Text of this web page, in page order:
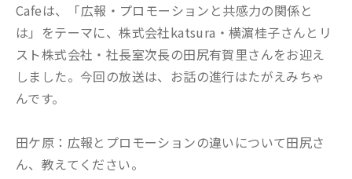
Cafeは、「広報・プロモーションと共感力の関係と
は」をテーマに、株式会社katsura・横濵桂子さんとリ
スト株式会社・社長室次長の田尻有賀里さんをお迎え
しました。今回の放送は、お話の進行はたがえみちゃ
んです。
田ケ原：広報とプロモーションの違いについて田尻さ
ん、教えてください。